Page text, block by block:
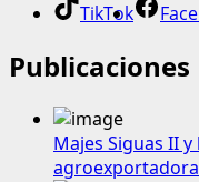
TikTok
Publicaciones
Majes Siguas II